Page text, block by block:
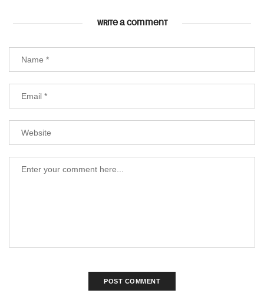
WRITE A COMMENT